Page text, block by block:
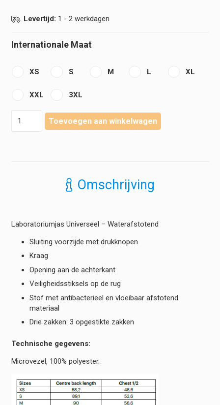
Levertijd: 1 - 2 werkdagen
Internationale Maat
XS S M L XL
XXL 3XL
Toevoegen aan winkelwagen
Omschrijving
Laboratoriumjas Universeel – Waterafstotend
Sluiting voorzijde met drukknopen
Kraag
Opening aan de achterkant
Veiligheidsstiksels op de rug
Stof met antibacterieel en vloeibaar afstotend
materiaal
Drie zakken: 3 opgestikte zakken
Technische gegevens:
Microvezel, 100% polyester.